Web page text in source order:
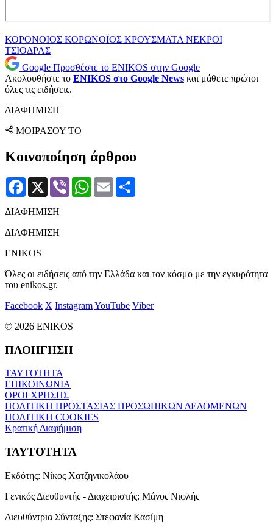
ΚΟΡΟΝΟΙΟΣ ΚΟΡΩΝΟΪΟΣ ΚΡΟΥΣΜΑΤΑ ΝΕΚΡΟΙ
ΤΣΙΟΔΡΑΣ
Google Προσθέστε το ENIKOS στην Google
Ακολουθήστε το ENIKOS στο Google News και μάθετε πρώτοι
όλες τις ειδήσεις.
ΔΙΑΦΗΜΙΣΗ
ΜΟΙΡΑΣΟΥ ΤΟ
Κοινοποίηση άρθρου
Facebook
X Viber WhatsApp
Email
ΔΙΑΦΗΜΙΣΗ
ΔΙΑΦΗΜΙΣΗ
ENIKOS
Όλες οι ειδήσεις από την Ελλάδα και τον κόσμο με την εγκυρότητα
του enikos.gr.
Facebook X InstagramYouTube Viber
© 2026 ENIKOS
ΠΛΟΗΓΗΣΗ
ΤΑΥΤΟΤΗΤΑ
ΕΠΙΚΟΙΝΩΝΙΑ
ΟΡΟΙ ΧΡΗΣΗΣ
ΠΟΛΙΤΙΚΗ ΠΡΟΣΤΑΣΙΑΣ ΠΡΟΣΩΠΙΚΩΝ ΔΕΔΟΜΕΝΩΝ
ΠΟΛΙΤΙΚΗ COOKIES
Κρατική Διαφήμιση
ΤΑΥΤΟΤΗΤΑ
Εκδότης: Νίκος Χατζηνικολάου
Γενικός Διευθυντής - Διαχειριστής: Μάνος Νιφλής
Διευθύντρια Σύνταξης: Στεφανία Κασίμη